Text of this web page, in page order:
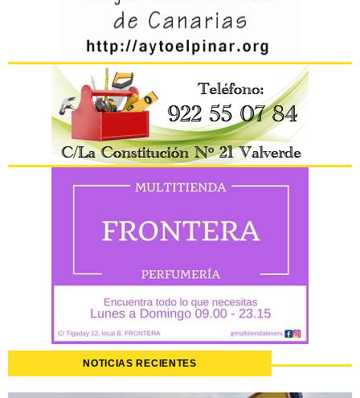
NOTICIAS RECIENTES